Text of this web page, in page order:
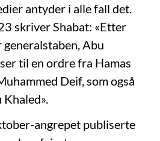
antyder i alle fall det.
skriver Shabat: «Etter
Abu
til en ordre fra Hamas
Deif, som også
angrepet publiserte